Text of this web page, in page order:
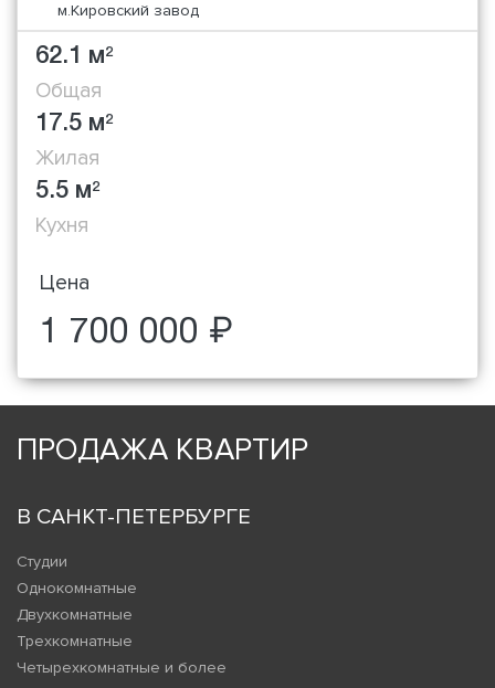
м.Кировский завод
62.1 м2
Общая
17.5 м2
Жилая
5.5 м2
Кухня
Цена
1 700 000 ₽
ПРОДАЖА КВАРТИР
В САНКТ-ПЕТЕРБУРГЕ
Студии
Однокомнатные
Двухкомнатные
Трехкомнатные
Четырехкомнатные и более